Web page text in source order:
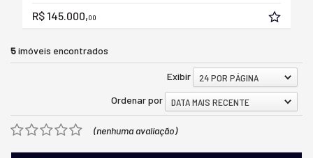
R$ 145.000,00
5imóveis encontrados
Exibir
24 POR PÁGINA
Ordenar por
DATA MAIS RECENTE
(nenhuma avaliação)